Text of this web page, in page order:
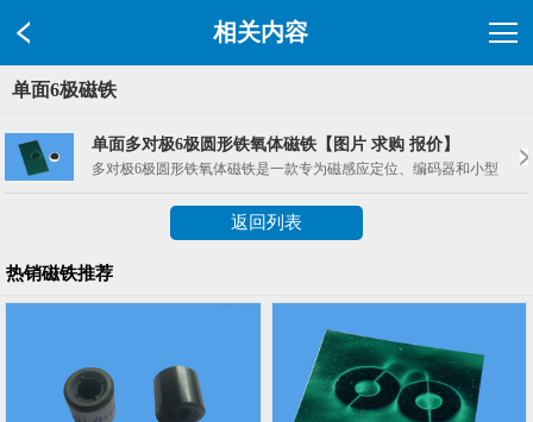
相关内容
单面6极磁铁
单面多对极6极圆形铁氧体磁铁【图片 求购 报价】
多对极6极圆形铁氧体磁铁是一款专为磁感应定位、编码器和小型电
返回列表
热销磁铁推荐